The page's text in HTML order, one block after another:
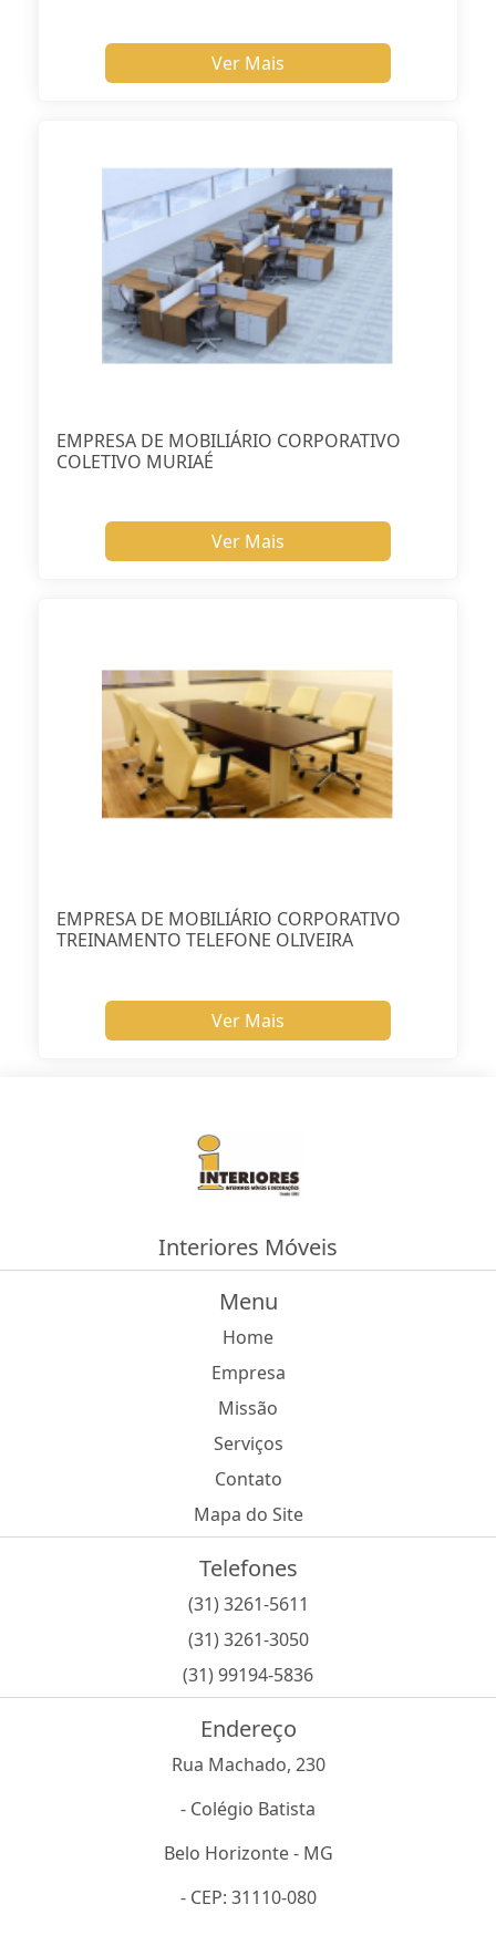
Ver Mais
EMPRESA DE MOBILIÁRIO CORPORATIVO
COLETIVO MURIAÉ
Ver Mais
EMPRESA DE MOBILIÁRIO CORPORATIVO
TREINAMENTO TELEFONE OLIVEIRA
Ver Mais
Interiores Móveis
Menu
Home
Empresa
Missão
Serviços
Contato
Mapa do Site
Telefones
(31) 3261-5611
(31) 3261-3050
(31) 99194-5836
Endereço
Rua Machado, 230
- Colégio Batista
Belo Horizonte - MG
- CEP: 31110-080